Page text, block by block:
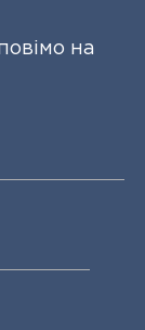
на